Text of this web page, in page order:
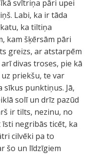
svītriņa pāri upei
Labi, ka ir tāda
ka tiltiņa
kam šķērsām pāri
greizs, ar atstarpēm
divas troses, pie kā
priekšu, te var
sīkus punktiņus. Jā,
solī un drīz pazūd
ir tilts, nezinu, no
negribās ticēt, ka
cilvēki pa to
šo un līdzīgiem